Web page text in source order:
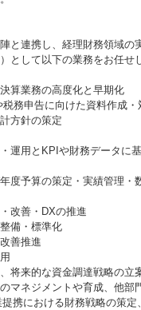
と連携し、経理財務領域の
として以下の業務をお任せ
算業務の高度化と早期化
務申告に向けた資料作成・
方針の策定
運用とKPIや財務データに
度予算の策定・実績管理・
改善・DXの推進
備・標準化
善推進
将来的な資金調達戦略の立
マネジメントや育成、他部
携における財務戦略の策定